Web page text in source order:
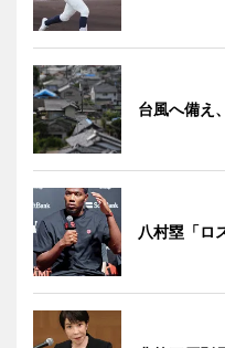
台風へ備え
八村塁「ロ